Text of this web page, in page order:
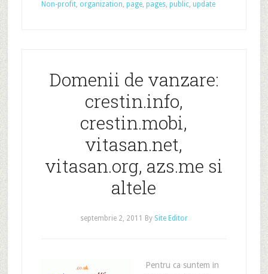
Non-profit, organization, page, pages, public, update
Domenii de vanzare:
crestin.info,
crestin.mobi,
vitasan.net,
vitasan.org, azs.me si
altele
septembrie 2, 2011 By Site Editor
Pentru ca suntem in